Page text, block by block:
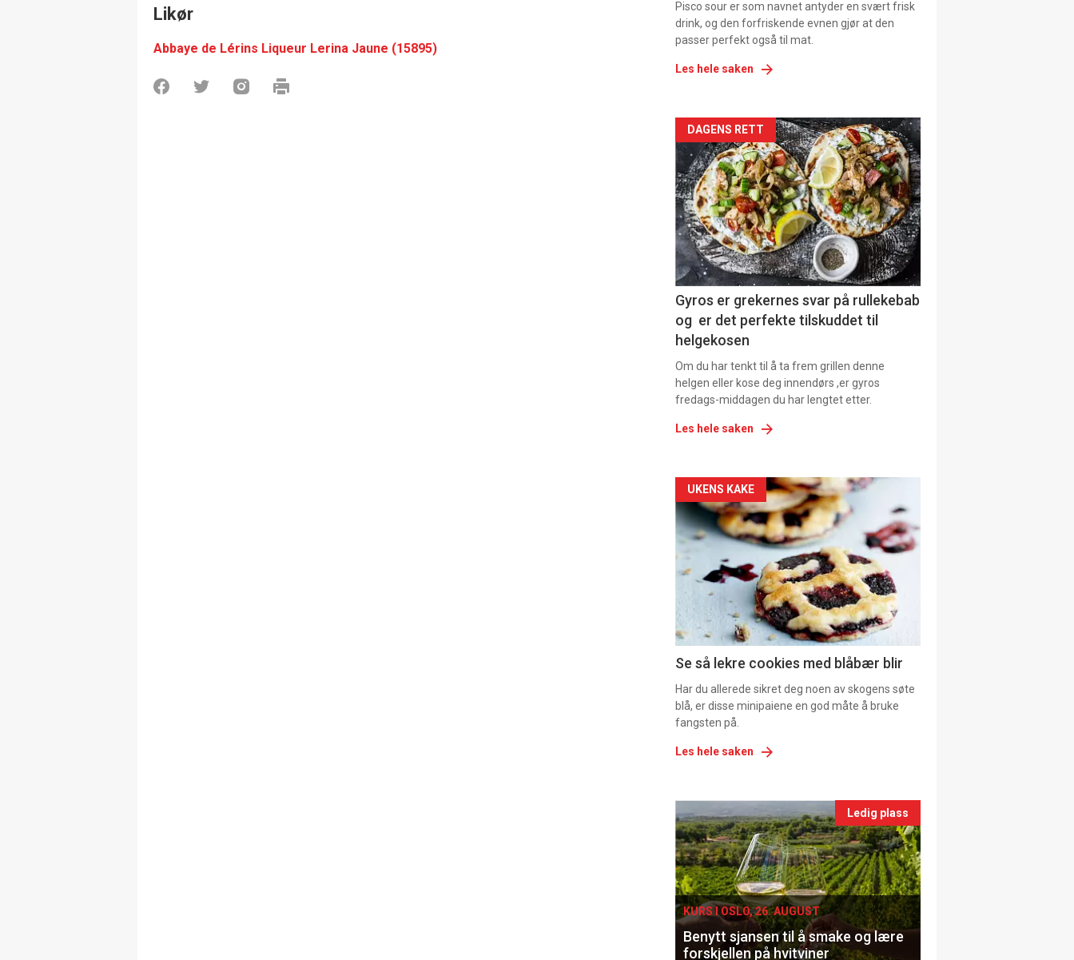
Likør
Abbaye de Lérins Liqueur Lerina Jaune (15895)
Pisco sour er som navnet antyder en svært frisk
drink, og den forfriskende evnen gjør at den
passer perfekt også til mat.
Les hele saken
Artikler
detail
-
section
11
Dagens
rett
2
DAGENS RETT
Gyros er grekernes svar på rullekebab
og er det perfekte tilskuddet til
helgekosen
Om du har tenkt til å ta frem grillen denne
helgen eller kose deg innendørs ,er gyros
fredags-middagen du har lengtet etter.
Les hele saken
Artikler
detail
-
section
11
Ukens
vin
UKENS KAKE
Se så lekre cookies med blåbær blir
Har du allerede sikret deg noen av skogens søte
blå, er disse minipaiene en god måte å bruke
fangsten på.
Les hele saken
Events
single
Ledig plass
KURS I OSLO, 26. AUGUST
Benytt sjansen til å smake og lære
forskjellen på hvitviner